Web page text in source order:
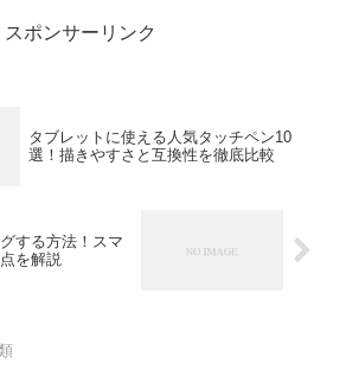
スポンサーリンク
タブレットに使える人気タッチペン10
選！描きやすさと互換性を徹底比較
する方法！スマ
を解説